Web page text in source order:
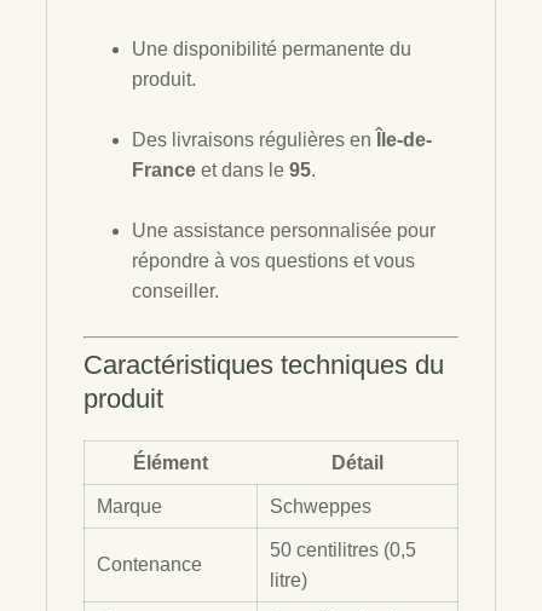
Une disponibilité permanente du
produit.
Des livraisons régulières en
Île-de-
France et dans le 95.
Une assistance personnalisée pour
répondre à vos questions et vous
conseiller.
Caractéristiques techniques du
produit
Élément Détail
Marque Schweppes
Contenance
50 centilitres (0,5
litre)